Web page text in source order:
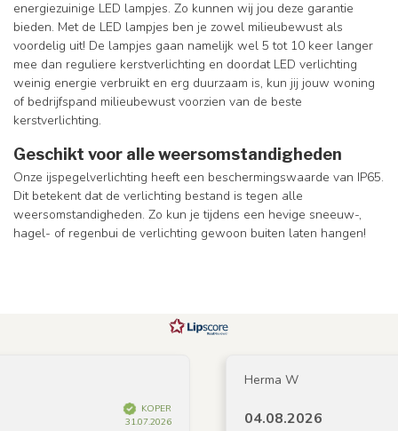
energiezuinige LED lampjes. Zo kunnen wij jou deze garantie
bieden. Met de LED lampjes ben je zowel milieubewust als
voordelig uit! De lampjes gaan namelijk wel 5 tot 10 keer langer
mee dan reguliere kerstverlichting en doordat LED verlichting
weinig energie verbruikt en erg duurzaam is, kun jij jouw woning
of bedrijfspand milieubewust voorzien van de beste
kerstverlichting.
Geschikt voor alle weersomstandigheden
Onze ijspegelverlichting heeft een beschermingswaarde van IP65.
Dit betekent dat de verlichting bestand is tegen alle
weersomstandigheden. Zo kun je tijdens een hevige sneeuw-,
hagel- of regenbui de verlichting gewoon buiten laten hangen!
KOPER
31.07.2026
Herma W
04.08.2026